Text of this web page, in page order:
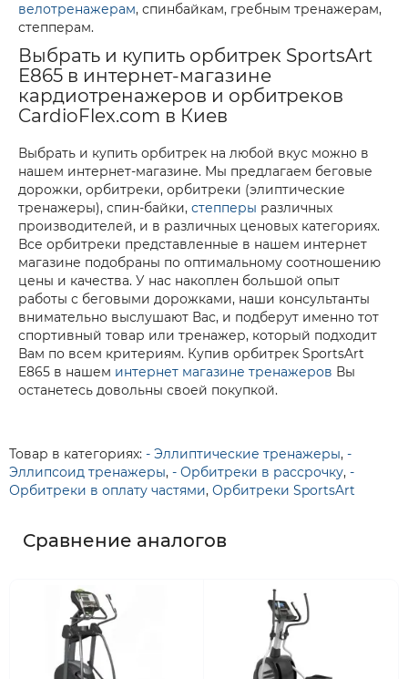
велотренажерам, спинбайкам, гребным тренажерам,
степперам.
Выбрать и купить орбитрек SportsArt
E865 в интернет-магазине
кардиотренажеров и орбитреков
CardioFlex.com в Киев
Выбрать и купить орбитрек на любой вкус можно в
нашем интернет-магазине. Мы предлагаем беговые
дорожки, орбитреки, орбитреки (элиптические
тренажеры), спин-байки, степперы различных
производителей, и в различных ценовых категориях.
Все орбитреки представленные в нашем интернет
магазине подобраны по оптимальному соотношению
цены и качества. У нас накоплен большой опыт
работы с беговыми дорожками, наши консультанты
внимательно выслушают Вас, и подберут именно тот
спортивный товар или тренажер, который подходит
Вам по всем критериям. Купив орбитрек SportsArt
E865 в нашем интернет магазине тренажеров Вы
останетесь довольны своей покупкой.
Товар в категориях: - Эллиптические тренажеры, -
Эллипсоид тренажеры, - Орбитреки в рассрочку, -
Орбитреки в оплату частями, Орбитреки SportsArt
Сравнение аналогов